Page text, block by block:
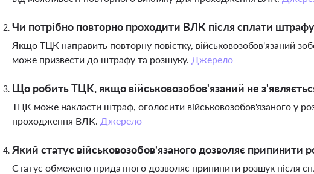
Чи потрібно повторно проходити ВЛК після сплати
Якщо ТЦК направить повторну повістку, військовозобов'язаний
може призвести до штрафу та розшуку. Джерело
Що робить ТЦК, якщо військовозобов'язаний не
ТЦК може накласти штраф, оголосити військовозобов'язаного у
проходження ВЛК. Джерело
Який статус військовозобов'язаного дозволяє припинити
Статус обмежено придатного дозволяє припинити розшук після